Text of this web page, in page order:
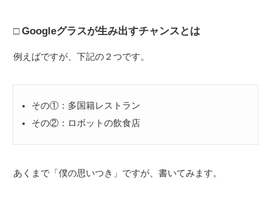
Googleグラスが生み出すチャンスとは
例えばですが、下記の２つです。
その①：多国籍レストラン
その②：ロボットの飲食店
あくまで「僕の思いつき」ですが、書いてみます。